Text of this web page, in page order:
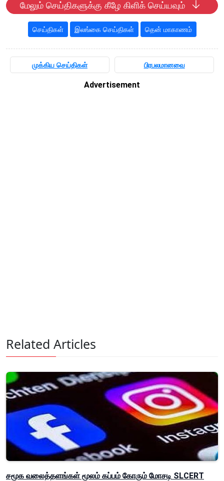
மேலும் செய்திகளுக்கு கீழே கிளிக் செய்யவும்
செய்திகள் இலங்கை செய்திகள் தென் மாகாணம்
முக்கிய செய்திகள் பிரபலமானவை
Advertisement
Related Articles
சமூக வலைத்தளங்கள் மூலம் கப்பம் கோரும் மோசடி SLCERT